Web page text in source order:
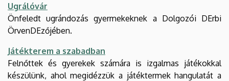
Ugrálóvár
Önfeledt ugrándozás gyermekeknek a Dolgozói DErbi
ÖrvenDEzőjében.
Játékterem a szabadban
Felnőttek és gyerekek számára is izgalmas játékokkal
készülünk, ahol megidézzük a játéktermek hangulatát a